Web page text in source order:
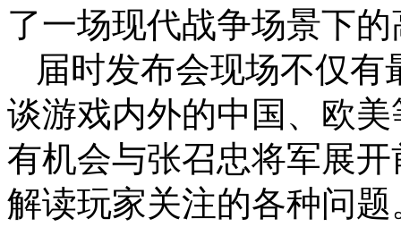
了一场现代战争场景下
届时发布会现场不仅
谈游戏内外的中国、欧
有机会与张召忠将军展
解读玩家关注的各种问